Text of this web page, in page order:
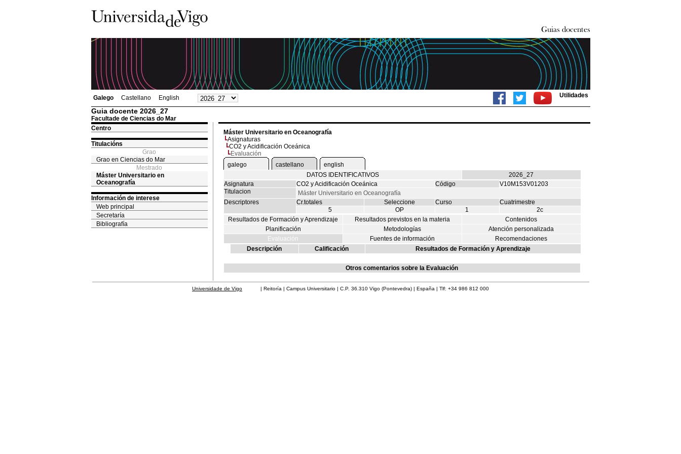
Galego Castellano English Utilidades
Guia docente 2026_27
Facultade de Ciencias do Mar
Centro
Titulacións
Grao
Grao en Ciencias do Mar
Mestrado
Máster Universitario en
Oceanografía
Información de interese
Web principal
Secretaría
Bibliografía
Máster Universitario en Oceanografía
Asignaturas
CO2 y Acidificación Oceánica
Evaluación
galego
castellano
english
DATOS IDENTIFICATIVOS
2026_27
Asignatura
CO2 y Acidificación Oceánica Código
V10M153V01203
Titulacion
Máster Universitario en Oceanografía
Descriptores
Cr.totales Seleccione Curso
Cuatrimestre
5
OP 1
2c
Resultados de Formación y Aprendizaje
Resultados previstos en la materia
Contenidos
Planificación
Metodologías
Atención personalizada
Evaluación
Fuentes de información
Recomendaciones
Descripción
Calificación Resultados de Formación y Aprendizaje
Otros comentarios sobre la Evaluación
Universidade de Vigo | Reitoría | Campus Universitario | C.P. 36.310 Vigo (Pontevedra) | España | Tlf: +34 986 812 000